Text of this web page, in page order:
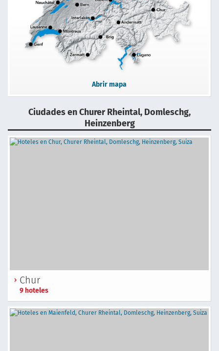
Abrir mapa
Ciudades en Churer Rheintal, Domleschg,
Heinzenberg
Chur
9 hoteles